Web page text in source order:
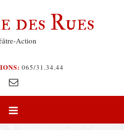
des Rues
Action
065/31.34.44